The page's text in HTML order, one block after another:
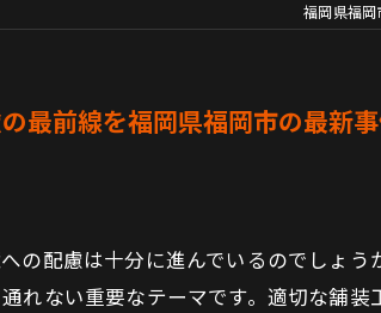
福岡県福岡
最前線を福岡県福岡市の最新
の配慮は十分に進んでいるのでしょ
れない重要なテーマです。適切な舗